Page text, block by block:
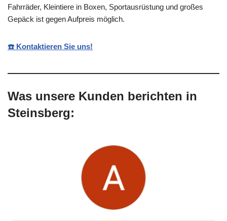
Fahrräder, Kleintiere in Boxen, Sportausrüstung und großes
Gepäck ist gegen Aufpreis möglich.
☎️ Kontaktieren Sie uns!
Was unsere Kunden berichten in
Steinsberg: